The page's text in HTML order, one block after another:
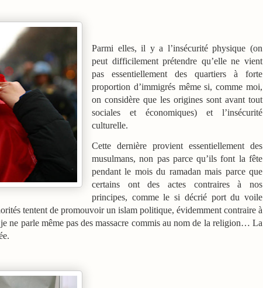
Parmi elles, il y a l’insécurité physique (on
peut difficilement prétendre qu’elle ne vient
pas essentiellement des quartiers à forte
proportion d’immigrés même si, comme moi,
on considère que les origines sont avant tout
sociales et économiques) et l’insécurité
culturelle.
Cette dernière provient essentiellement des
musulmans, non pas parce qu’ils font la fête
pendant le mois du ramadan mais parce que
certains ont des actes contraires à nos
principes, comme le si décrié port du voile
tentent de promouvoir un islam politique, évidemment contraire à
ne parle même pas des massacre commis au nom de la religion… La